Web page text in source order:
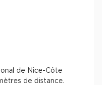
de Nice-Côte
de distance.